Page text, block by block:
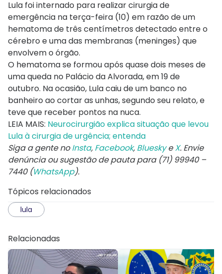
Lula foi internado para realizar cirurgia de
emergência na terça-feira (10) em razão de um
hematoma de três centímetros detectado entre o
cérebro e uma das membranas (meninges) que
envolvem o órgão.
O hematoma se formou após quase dois meses de
uma queda no Palácio da Alvorada, em 19 de
outubro. Na ocasião, Lula caiu de um banco no
banheiro ao cortar as unhas, segundo seu relato, e
teve que receber pontos na nuca.
LEIA MAIS: Neurocirurgião explica situação que levou
Lula à cirurgia de urgência; entenda
Siga a gente noInsta, Facebook, BlueskyeX. Envie
denúncia ou sugestão de pauta para (71) 99940 –
7440 (WhatsApp).
Tópicos relacionados
lula
Relacionadas